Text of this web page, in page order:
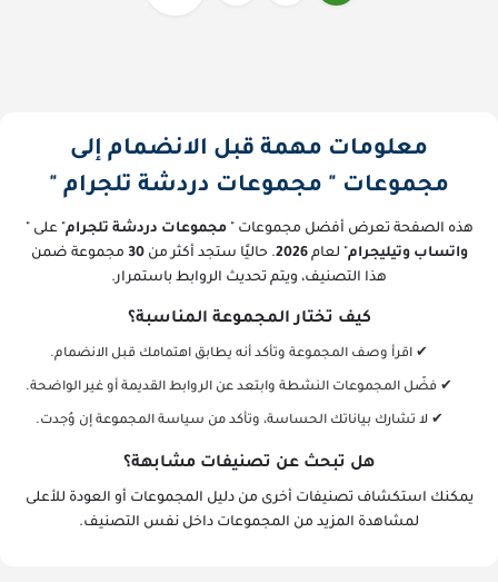
معلومات مهمة قبل الانضمام إلى
مجموعات " مجموعات دردشة تلجرام "
هذه الصفحة تعرض أفضل مجموعات "مجموعات دردشة تلجرام" على "
واتساب وتيليجرام" لعام2026. حاليًا ستجد أكثر من30 مجموعة ضمن
هذا التصنيف، ويتم تحديث الروابط باستمرار.
كيف تختار المجموعة المناسبة؟
✔ اقرأ وصف المجموعة وتأكد أنه يطابق اهتمامك قبل الانضمام.
✔ فضّل المجموعات النشطة وابتعد عن الروابط القديمة أو غير الواضحة.
✔ لا تشارك بياناتك الحساسة، وتأكد من سياسة المجموعة إن وُجدت.
هل تبحث عن تصنيفات مشابهة؟
يمكنك استكشاف تصنيفات أخرى من دليل المجموعات أو العودة للأعلى
لمشاهدة المزيد من المجموعات داخل نفس التصنيف.